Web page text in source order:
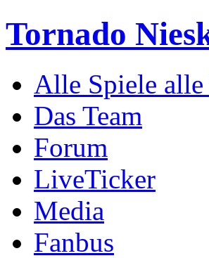
Tornado
Alle Spiele alle
Das Team
Forum
LiveTicker
Media
Fanbus